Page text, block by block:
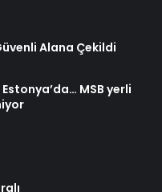
Alana Çekildi
MSB yerli